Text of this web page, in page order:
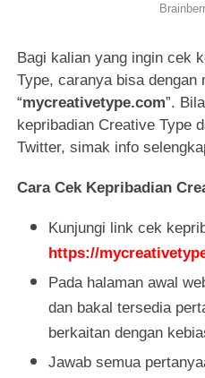
Bagi kalian yang ingin cek
Type, caranya bisa dengan
“mycreativetype.com”.
kepribadian Creative Type
Twitter, simak info
Cara Cek Kepribadian
Kunjungi link cek
https://
Pada halaman awal
dan bakal tersedia
berkaitan dengan
Jawab semua